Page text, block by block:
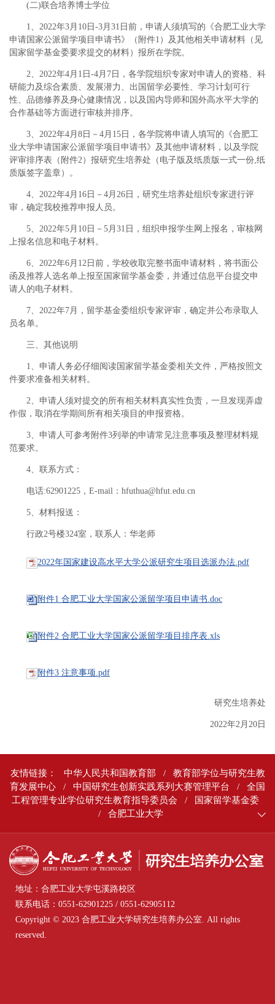
(二)联合培养博士学位
1、2022年3月10日-3月31日前，申请人须填写的《合肥工业大学
申请国家公派留学项目申请书》（附件1）及其他相关申请材料（见
国家留学基金委要求提交的材料）报所在学院。
2、2022年4月1日-4月7日，各学院组织专家对申请人的资格、科
研能力及综合素质、发展潜力、出国留学必要性、学习计划可行
性、品德修养及身心健康情况，以及国内导师和国外高水平大学的
合作基础等方面进行审核并排序。
3、2022年4月8日－4月15日，各学院将申请人填写的《合肥工
业大学申请国家公派留学项目申请书》及其他申请材料，以及学院
评审排序表（附件2）报研究生培养处（电子版及纸质版一式一份,纸
质版签字盖章）。
4、2022年4月16日－4月26日，研究生培养处组织专家进行评
审，确定我校推荐申报人员。
5、2022年5月10日－5月31日，组织申报学生网上报名，审核网
上报名信息和电子材料。
6、2022年6月12日前，学校收取完整书面申请材料，将书面公
函及推荐人选名单上报至国家留学基金委，并通过信息平台提交申
请人的电子材料。
7、2022年7月，留学基金委组织专家评审，确定并公布录取人
员名单。
三、其他说明
1、申请人务必仔细阅读国家留学基金委相关文件，严格按照文
件要求准备相关材料。
2、申请人须对提交的所有相关材料真实性负责，一旦发现弄虚
作假，取消在学期间所有相关项目的申报资格。
3、申请人可参考附件3列举的申请常见注意事项及整理材料规
范要求。
4、联系方式：
电话:62901225，E-mail：hfuthua@hfut.edu.cn
5、材料报送：
行政2号楼324室，联系人：华老师
2022年国家建设高水平大学公派研究生项目选派办法.pdf
附件1 合肥工业大学国家公派留学项目申请书.doc
附件2 合肥工业大学国家公派留学项目排序表.xls
附件3 注意事项.pdf
研究生培养处
2022年2月20日
友情链接： 中华人民共和国教育部 /
教育部学位与研究生教
育发展中心
/ 中国研究生创新实践系列大赛管理平台 /
全国
工程管理专业学位研究生教育指导委员会
/
国家留学基金委
/
合肥工业大学
地址：合肥工业大学屯溪路校区
联系电话：0551-62901225 / 0551-62905112
Copyright © 2023 合肥工业大学研究生培养办公室. All rights
reserved.